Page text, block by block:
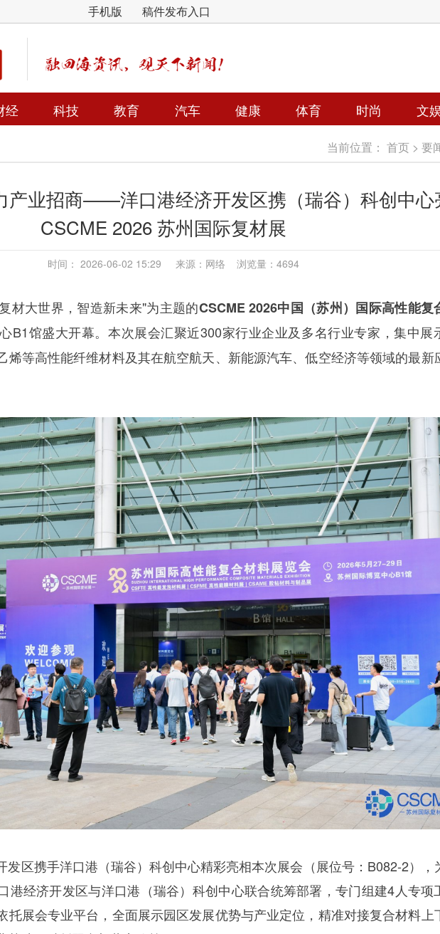
手机版 稿件发布入口
经 科技 教育 汽车 健康 体育 时尚 文
当前位置： 首页 > 要
产业招商——洋口港经济开发区携（瑞谷）科创中心
CSCME 2026 苏州国际复材展
时间： 2026-06-02 15:29 来源：网络 浏览量：4694
材大世界，智造新未来"为主题的CSCME 2026中国（苏州）国际高性能复
B1馆盛大开幕。本次展会汇聚近300家行业企业及多名行业专家，集中展
烯等高性能纤维材料及其在航空航天、新能源汽车、低空经济等领域的最新
发区携手洋口港（瑞谷）科创中心精彩亮相本次展会（展位号：B082-2），
港经济开发区与洋口港（瑞谷）科创中心联合统筹部署，专门组建4人专项
托展会专业平台，全面展示园区发展优势与产业定位，精准对接复合材料上